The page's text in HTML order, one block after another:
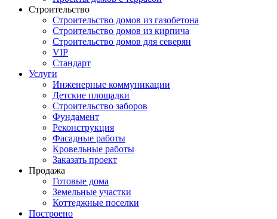
Строительство
Строительство домов из газобетона
Строительство домов из кирпича
Строительство домов для северян
VIP
Стандарт
Услуги
Инженерные коммуникации
Детские площадки
Строительство заборов
Фундамент
Реконструкция
Фасадные работы
Кровельные работы
Заказать проект
Продажа
Готовые дома
Земельные участки
Коттеджные поселки
Построено